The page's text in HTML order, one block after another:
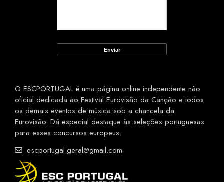
O ESCPORTUGAL é uma página online independente não
oficial dedicada ao Festival Eurovisão da Canção e todos
os demais eventos de música sob a chancela da
Eurovisão. Dá especial destaque às seleções portuguesas
para esses concursos europeus.
escportugal.geral@gmail.com